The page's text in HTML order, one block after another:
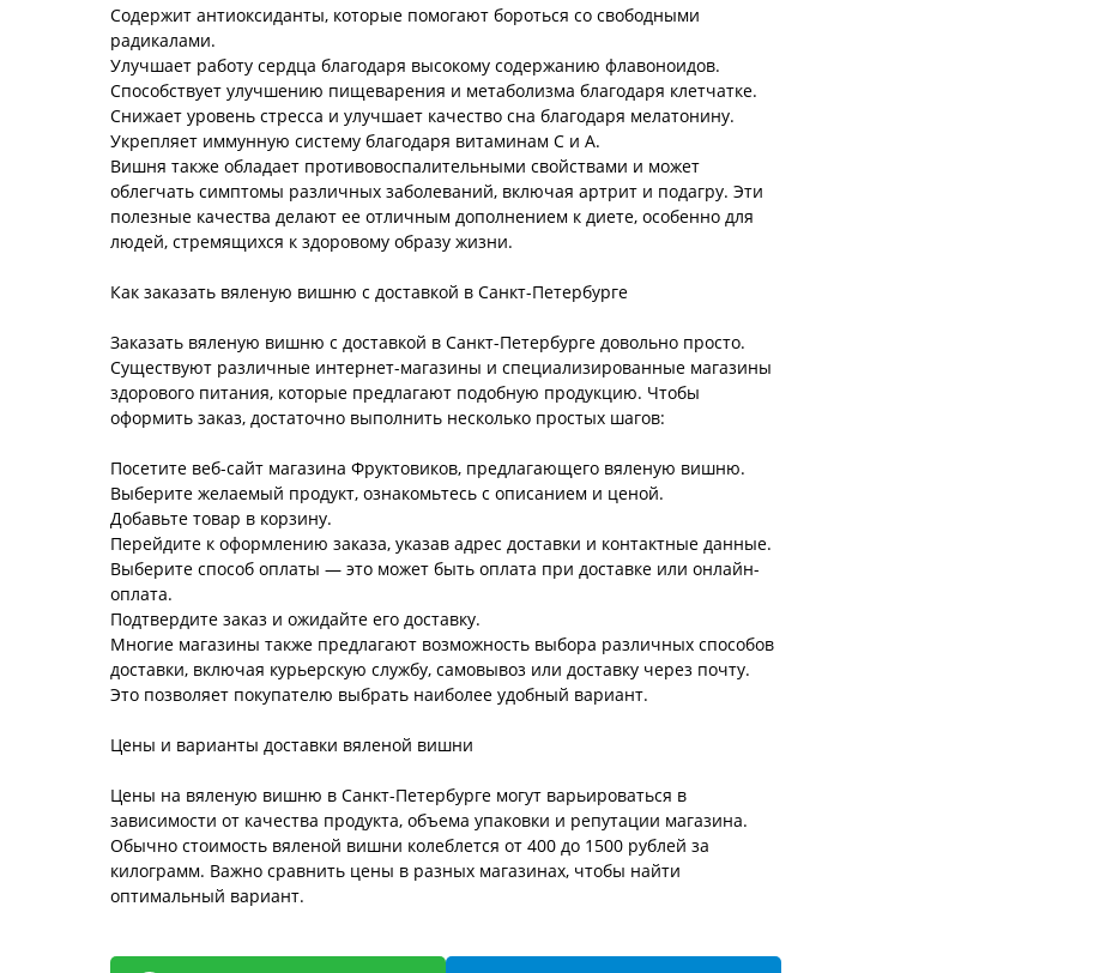
Содержит антиоксиданты, которые помогают бороться со свободными
радикалами.
Улучшает работу сердца благодаря высокому содержанию флавоноидов.
Способствует улучшению пищеварения и метаболизма благодаря клетчатке.
Снижает уровень стресса и улучшает качество сна благодаря мелатонину.
Укрепляет иммунную систему благодаря витаминам C и A.
Вишня также обладает противовоспалительными свойствами и может
облегчать симптомы различных заболеваний, включая артрит и подагру. Эти
полезные качества делают ее отличным дополнением к диете, особенно для
людей, стремящихся к здоровому образу жизни.
Как заказать вяленую вишню с доставкой в Санкт-Петербурге
Заказать вяленую вишню с доставкой в Санкт-Петербурге довольно просто.
Существуют различные интернет-магазины и специализированные магазины
здорового питания, которые предлагают подобную продукцию. Чтобы
оформить заказ, достаточно выполнить несколько простых шагов:
Посетите веб-сайт магазина Фруктовиков, предлагающего вяленую вишню.
Выберите желаемый продукт, ознакомьтесь с описанием и ценой.
Добавьте товар в корзину.
Перейдите к оформлению заказа, указав адрес доставки и контактные данные.
Выберите способ оплаты — это может быть оплата при доставке или онлайн-
оплата.
Подтвердите заказ и ожидайте его доставку.
Многие магазины также предлагают возможность выбора различных способов
доставки, включая курьерскую службу, самовывоз или доставку через почту.
Это позволяет покупателю выбрать наиболее удобный вариант.
Цены и варианты доставки вяленой вишни
Цены на вяленую вишню в Санкт-Петербурге могут варьироваться в
зависимости от качества продукта, объема упаковки и репутации магазина.
Обычно стоимость вяленой вишни колеблется от 400 до 1500 рублей за
килограмм. Важно сравнить цены в разных магазинах, чтобы найти
оптимальный вариант.